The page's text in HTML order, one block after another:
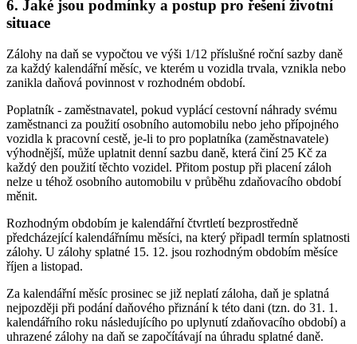
6. Jaké jsou podmínky a postup pro řešení životní
situace
Zálohy na daň se vypočtou ve výši 1/12 příslušné roční sazby daně
za každý kalendářní měsíc, ve kterém u vozidla trvala, vznikla nebo
zanikla daňová povinnost v rozhodném období.
Poplatník - zaměstnavatel, pokud vyplácí cestovní náhrady svému
zaměstnanci za použití osobního automobilu nebo jeho přípojného
vozidla k pracovní cestě, je-li to pro poplatníka (zaměstnavatele)
výhodnější, může uplatnit denní sazbu daně, která činí 25 Kč za
každý den použití těchto vozidel. Přitom postup při placení záloh
nelze u téhož osobního automobilu v průběhu zdaňovacího období
měnit.
Rozhodným obdobím je kalendářní čtvrtletí bezprostředně
předcházející kalendářnímu měsíci, na který připadl termín splatnosti
zálohy. U zálohy splatné 15. 12. jsou rozhodným obdobím měsíce
říjen a listopad.
Za kalendářní měsíc prosinec se již neplatí záloha, daň je splatná
nejpozději při podání daňového přiznání k této dani (tzn. do 31. 1.
kalendářního roku následujícího po uplynutí zdaňovacího období) a
uhrazené zálohy na daň se započítávají na úhradu splatné daně.